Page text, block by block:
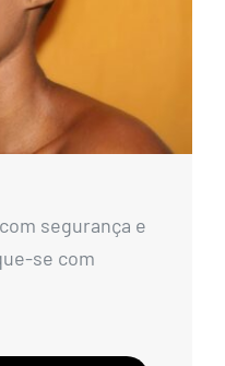
segurança e
se com